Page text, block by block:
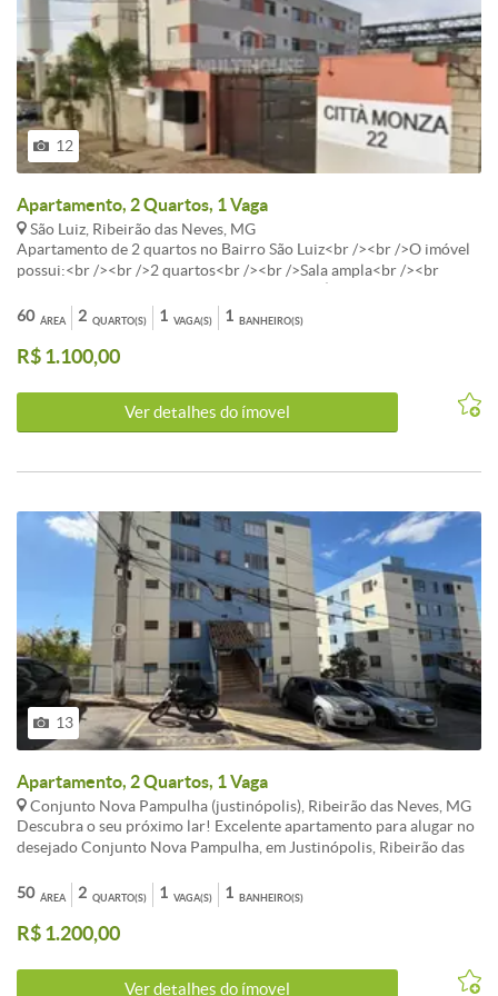
12
Apartamento, 2 Quartos, 1 Vaga
São Luiz, Ribeirão das Neves, MG
Apartamento de 2 quartos no Bairro São Luiz<br /><br />O imóvel
possui:<br /><br />2 quartos<br /><br />Sala ampla<br /><br
<br />1 vaga de garagem coberta<br /><br />Diferenciais:<br /><br
/>Condomínio organizado<br /><br />Área gourmet<br /><br
/>Parquinho infantil<br /><br />Localização:<br /><br
padarias e ponto de ônibus. Região tranquila e de fácil acesso. 883
ÁREA
60 QUARTO(S)
2 VAGA(S)
1 BANHEIRO(S)
1
R$ 1.100,00
Ver detalhes do ímovel
13
Apartamento, 2 Quartos, 1 Vaga
Conjunto Nova Pampulha (justinópolis), Ribeirão das Neves, MG
Descubra o seu próximo lar! Excelente apartamento para alugar no
desejado Conjunto Nova Pampulha, em Justinópolis, Ribeirão das
apartamento que combina conforto, segurança e uma localização
estratégica para o seu dia a dia. Este imóvel para locação,
cuidadosamente conservado e com ótima iluminação natural,
relaxamento, cozinha prática com área de serviço integrada e um
ÁREA
50 QUARTO(S)
2 VAGA(S)
1 BANHEIRO(S)
1
R$ 1.200,00
Ver detalhes do ímovel